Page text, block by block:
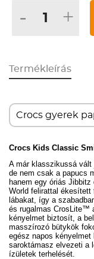
- +
Termékleírás
Crocs gyerek
Crocs Kids Classic
A már klasszikussá
de nem csak a papucs
hanem egy óriás
World felirattal ékesített
lábakat, így a
és rugalmas CrosLite™
kényelmet biztosít, a b
masszírozó bütykök
egész napos kényelmet
saroktámasz elvezeti a
ízületek terhelését.